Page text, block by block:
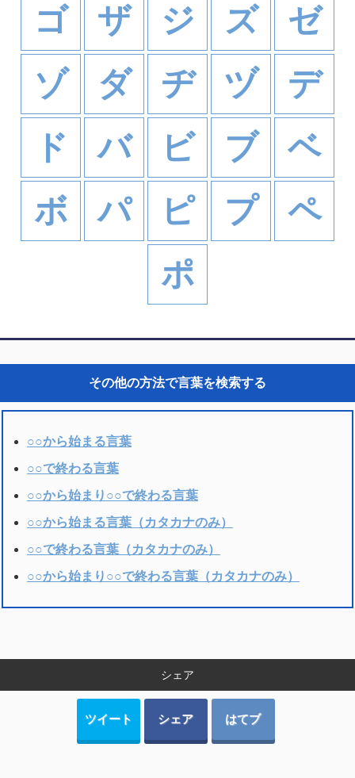
ゴ
ザ ジ ズ
ゼ
ゾ
ダ ヂ ヅ
デ
ド
バ ビ ブ
ベ
ボ
パ ピ プ
ペ
ポ
その他の方法で言葉を検索する
○○から始まる言葉
○○で終わる言葉
○○から始まり○○で終わる言葉
○○から始まる言葉（カタカナのみ）
○○で終わる言葉（カタカナのみ）
○○から始まり○○で終わる言葉（カタカナのみ）
シェア
ツイート シェア はてブ